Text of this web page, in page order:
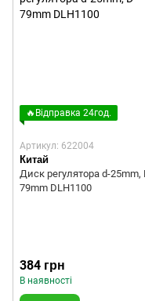
🔥Відправка 24год.
Артикул: 622004
Китай
Диск регулятора d-25mm,
79mm DLH1100
384 грн
В наявності